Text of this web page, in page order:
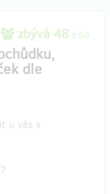
zbývá 48 z 50
dle
u vás v